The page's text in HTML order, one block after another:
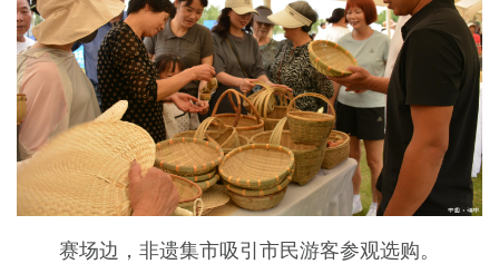
赛场边，非遗集市吸引市民游客参观选购。